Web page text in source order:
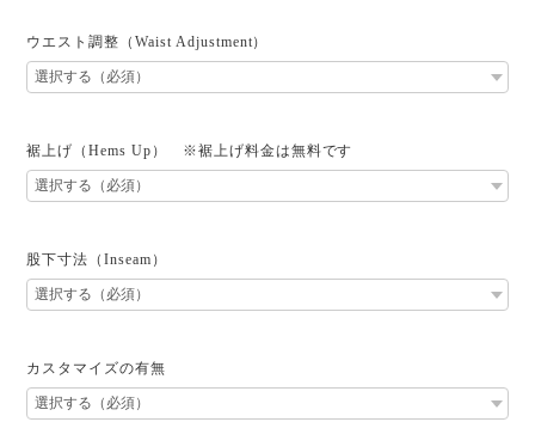
ウエスト調整（Waist Adjustment）
裾上げ（Hems Up） ※裾上げ料金は無料です
股下寸法（Inseam）
カスタマイズの有無